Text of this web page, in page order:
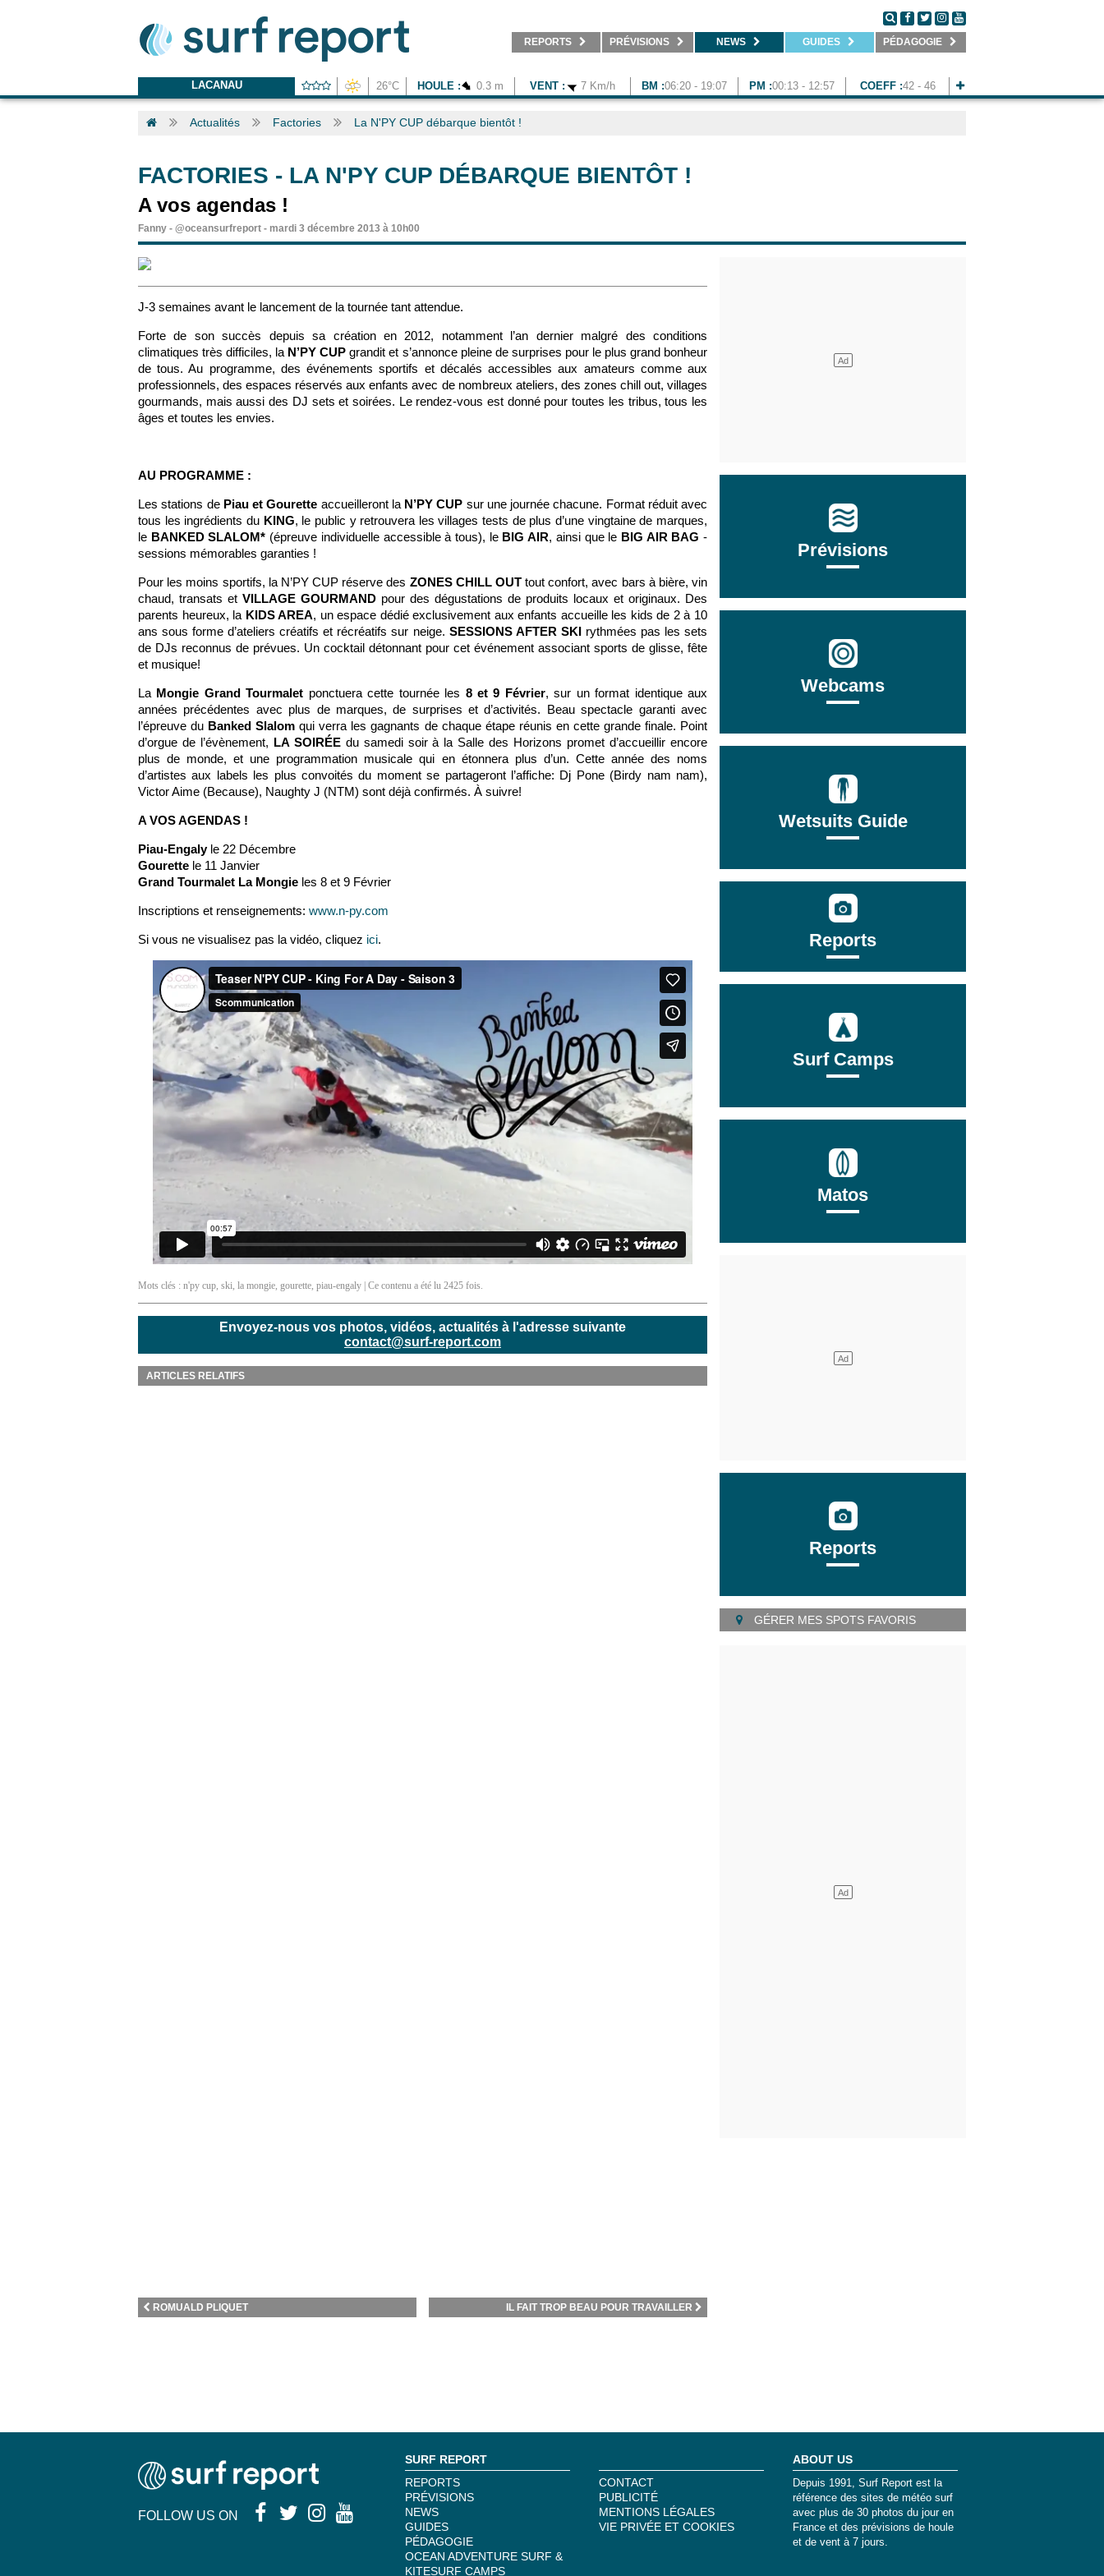
REPORTS PRÉVISIONS NEWS GUIDES PÉDAGOGIE
LACANAU 26°C HOULE : 0.3 m VENT : 7 Km/h BM :06:20 - 19:07 PM :00:13 - 12:57 COEFF :42 - 46
Actualités Factories La N'PY CUP débarque bientôt !
FACTORIES - LA N'PY CUP DÉBARQUE BIENTÔT !
A vos agendas !
Fanny - @oceansurfreport - mardi 3 décembre 2013 à 10h00
J-3 semaines avant le lancement de la tournée tant attendue.
Forte de son succès depuis sa création en 2012, notamment l’an dernier malgré des conditions
climatiques très difficiles, la N’PY CUP grandit et s’annonce pleine de surprises pour le plus grand bonheur
de tous. Au programme, des événements sportifs et décalés accessibles aux amateurs comme aux
professionnels, des espaces réservés aux enfants avec de nombreux ateliers, des zones chill out, villages
gourmands, mais aussi des DJ sets et soirées. Le rendez-vous est donné pour toutes les tribus, tous les
âges et toutes les envies.
AU PROGRAMME :
Les stations de Piau et Gourette accueilleront la N’PY CUP sur une journée chacune. Format réduit avec
tous les ingrédients du KING, le public y retrouvera les villages tests de plus d’une vingtaine de marques,
le BANKED SLALOM* (épreuve individuelle accessible à tous), le BIG AIR, ainsi que le BIG AIR BAG -
sessions mémorables garanties !
Pour les moins sportifs, la N’PY CUP réserve des ZONES CHILL OUTtout confort, avec bars à bière, vin
chaud, transats et VILLAGE GOURMAND pour des dégustations de produits locaux et originaux. Des
parents heureux, la KIDS AREA, un espace dédié exclusivement aux enfants accueille les kids de 2 à 10
ans sous forme d’ateliers créatifs et récréatifs sur neige. SESSIONS AFTER SKIrythmées pas les sets
de DJs reconnus de prévues. Un cocktail détonnant pour cet événement associant sports de glisse, fête
et musique!
La Mongie Grand Tourmalet ponctuera cette tournée les 8 et 9 Février, sur un format identique aux
années précédentes avec plus de marques, de surprises et d’activités. Beau spectacle garanti avec
l’épreuve du Banked Slalom qui verra les gagnants de chaque étape réunis en cette grande finale. Point
d’orgue de l’évènement, LA SOIRÉEdu samedi soir à la Salle des Horizons promet d’accueillir encore
plus de monde, et une programmation musicale qui en étonnera plus d’un. Cette année des noms
d’artistes aux labels les plus convoités du moment se partageront l’affiche: Dj Pone (Birdy nam nam),
Victor Aime (Because), Naughty J (NTM) sont déjà confirmés. À suivre!
A VOS AGENDAS !
Piau-Engalyle 22 Décembre
Gourette le 11 Janvier
Grand Tourmalet La Mongie les 8 et 9 Février
Inscriptions et renseignements: www.n-py.com
Si vous ne visualisez pas la vidéo, cliquez ici.
Mots clés : n'py cup, ski, la mongie, gourette, piau-engaly | Ce contenu a été lu 2425 fois.
Envoyez-nous vos photos, vidéos, actualités à l'adresse suivante
contact@surf-report.com
ARTICLES RELATIFS
IL FAIT TROP BEAU POUR TRAVAILLER
ROMUALD PLIQUET
Prévisions
Webcams
Wetsuits Guide
Reports
Surf Camps
Matos
Reports
GÉRER MES SPOTS FAVORIS
FOLLOW US ON
SURF REPORT
REPORTS
PRÉVISIONS
NEWS
GUIDES
PÉDAGOGIE
OCEAN ADVENTURE SURF &
KITESURF CAMPS
CONTACT
PUBLICITÉ
MENTIONS LÉGALES
VIE PRIVÉE ET COOKIES
ABOUT US
Depuis 1991, Surf Report est la
référence des sites de météo surf
avec plus de 30 photos du jour en
France et des prévisions de houle
et de vent à 7 jours.